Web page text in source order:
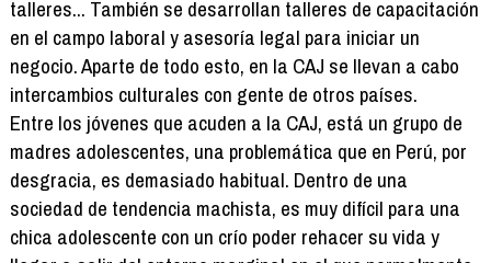
talleres... También se desarrollan talleres de capacitación
en el campo laboral y asesoría legal para iniciar un
negocio. Aparte de todo esto, en la CAJ se llevan a cabo
intercambios culturales con gente de otros países.
Entre los jóvenes que acuden a la CAJ, está un grupo de
madres adolescentes, una problemática que en Perú, por
desgracia, es demasiado habitual. Dentro de una
sociedad de tendencia machista, es muy difícil para una
chica adolescente con un crío poder rehacer su vida y